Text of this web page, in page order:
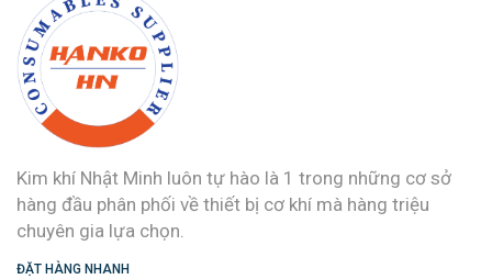
Kim khí Nhật Minh luôn tự hào là 1 trong những cơ sở
hàng đầu phân phối về thiết bị cơ khí mà hàng triệu
chuyên gia lựa chọn.
ĐẶT HÀNG NHANH